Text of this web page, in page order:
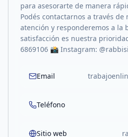
para asesorarte de manera
Podés contactarnos a través de
atención y responderemos a la
satisfacción es nuestra
6869106 📸 Instagram:
Email
Teléfono
Sitio web